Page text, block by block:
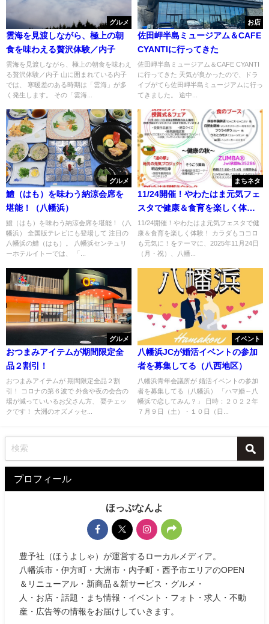
グルメ
雲海を見渡しながら、極上の朝
食を味わえる贅沢体験／内子
雲海を見渡しながら、極上の朝食を味わえ
る贅沢体験／内子 山に囲まれている内子
では、 寒暖差のある時期は「雲海」が多
く発生します。 その「雲海...
お店
佐田岬半島ミュージアム＆CAFE
CYANTIに行ってきた
佐田岬半島ミュージアム＆CAFE CYANTI
に行ってきた 天気が良かったので、ドラ
イブがてら佐田岬半島ミュージアムに行っ
てきました。 途中...
グルメ
鱧（はも）を味わう納涼会席を
堪能！（八幡浜）
鱧（はも）を味わう納涼会席を堪能！（八
幡浜） 全国版テレビにも登場して 注目の
八幡浜の鱧（はも）。 八幡浜センチュリ
ーホテルイトーでは、 「...
まちネタ
11/24開催！やわたはま元気フェ
スタで健康＆食育を楽しく体
験！
11/24開催！やわたはま元気フェスタで健
康＆食育を楽しく体験！ カラダもココロ
も元気に！をテーマに、2025年11月24日
（月・祝）、八幡...
グルメ
おつまみアイテムが期間限定全
品２割引！
おつまみアイテムが 期間限定全品２割
引！ コロナの第６波で 外食や夜の会合の
場が減っていいるお父さん方、 要チェッ
クです！ 大洲のオズメッセ...
イベント
八幡浜JCが婚活イベントの参加
者を募集してる（八西地区）
八幡浜青年会議所が 婚活イベントの参加
者を募集してる（八幡浜） 「ハマ婚～八
幡浜で恋してみん？」 日時：２０２２年
７月９日（土）・１０日（日...
プロフィール
ほっぷなんよ
豊予社（ほうよしゃ）が運営するローカルメディア。
八幡浜市・伊方町・大洲市・内子町・西予市エリアのOPEN
＆リニューアル・新商品＆新サービス・グルメ・
人・お店・話題・まち情報・イベント・フォト・求人・不動
産・広告等の情報をお届けしていきます。